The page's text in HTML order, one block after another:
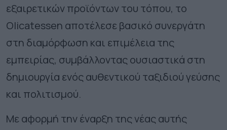
εξαιρετικών προϊόντων του τόπου, το
Olicatessen αποτέλεσε βασικό συνεργάτη
στη διαμόρφωση και επιμέλεια της
εμπειρίας, συμβάλλοντας ουσιαστικά στη
δημιουργία ενός αυθεντικού ταξιδιού γεύσης
και πολιτισμού.
Με αφορμή την έναρξη της νέας αυτής